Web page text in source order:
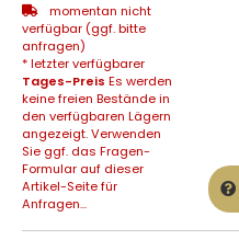
momentan nicht
verfügbar (ggf. bitte
anfragen)
* letzter verfügbarer
Tages-Preis Es werden
keine freien Bestände in
den verfügbaren Lägern
angezeigt. Verwenden
Sie ggf. das Fragen-
Formular auf dieser
Artikel-Seite für
Anfragen...